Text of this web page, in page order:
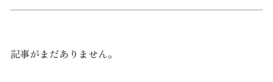
記事がまだありません。